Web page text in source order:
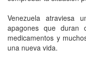
Venezuela
apagones que
medicamentos y
una nueva vida.